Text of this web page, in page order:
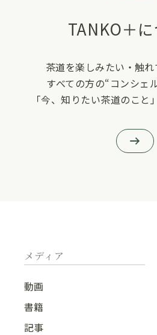
TANKO＋
茶道を楽しみたい・触
すべての方の“コンシェ
「今、知りたい茶道のこと
メディア
動画
書籍
記事